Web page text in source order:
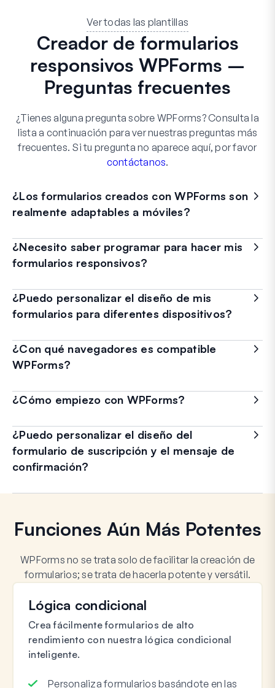
Ver todas las plantillas
Creador de formularios
responsivos WPForms –
Preguntas frecuentes
¿Tienes alguna pregunta sobre WPForms? Consulta la
lista a continuación para ver nuestras preguntas más
frecuentes. Si tu pregunta no aparece aquí, por favor
contáctanos.
¿Los formularios creados con WPForms son
realmente adaptables a móviles?
¿Necesito saber programar para hacer mis
formularios responsivos?
¿Puedo personalizar el diseño de mis
formularios para diferentes dispositivos?
¿Con qué navegadores es compatible
WPForms?
¿Cómo empiezo con WPForms?
¿Puedo personalizar el diseño del
formulario de suscripción y el mensaje de
confirmación?
Funciones Aún Más Potentes
WPForms no se trata solo de facilitar la creación de
formularios; se trata de hacerla potente y versátil.
Lógica condicional
Crea fácilmente formularios de alto
rendimiento con nuestra lógica condicional
inteligente.
Personaliza formularios basándote en las